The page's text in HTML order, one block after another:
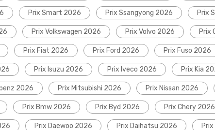
Prix Smart 2026 Prix Ssangyong 2026 Prix
Prix Volkswagen 2026 Prix Volvo 2026 Prix
Prix Fiat 2026 Prix Ford 2026 Prix Fuso 2026
Prix Isuzu 2026 Prix Iveco 2026 Prix Kia
2026 Prix Mitsubishi 2026 Prix Nissan 2026
Prix Bmw 2026 Prix Byd 2026 Prix Chery 2026
Prix Daewoo 2026 Prix Daihatsu 2026